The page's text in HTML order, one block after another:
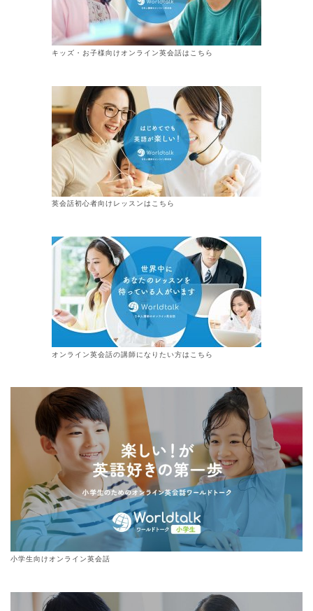
キッズ・お子様向けオンライン英会話はこちら
英会話初心者向けレッスンはこちら
オンライン英会話の講師になりたい方はこちら
小学生向けオンライン英会話